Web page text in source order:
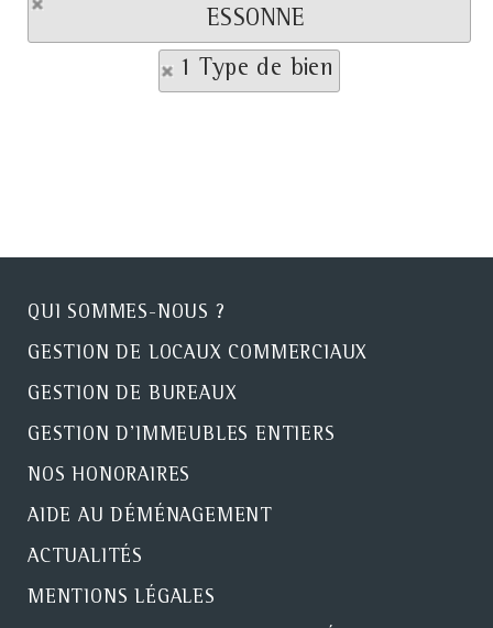
ESSONNE
1 Type de bien
QUI SOMMES-NOUS ?
GESTION DE LOCAUX COMMERCIAUX
GESTION DE BUREAUX
GESTION D'IMMEUBLES ENTIERS
NOS HONORAIRES
AIDE AU DÉMÉNAGEMENT
ACTUALITÉS
MENTIONS LÉGALES